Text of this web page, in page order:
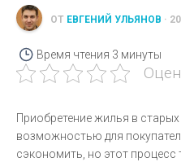
ОТ ЕВГЕНИЙ УЛЬЯНОВ ·
Время чтения 3 минуты
Приобретение жилья в
возможностью для
сэкономить, но этот процесс